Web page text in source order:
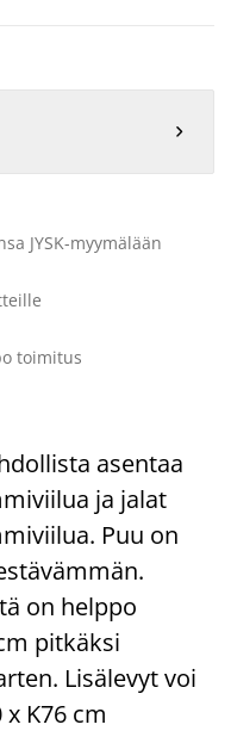

JYSK-myymälään
toimitus
asentaa
ja jalat
Puu on
on helppo
pitkäksi
Lisälevyt voi
K76 cm